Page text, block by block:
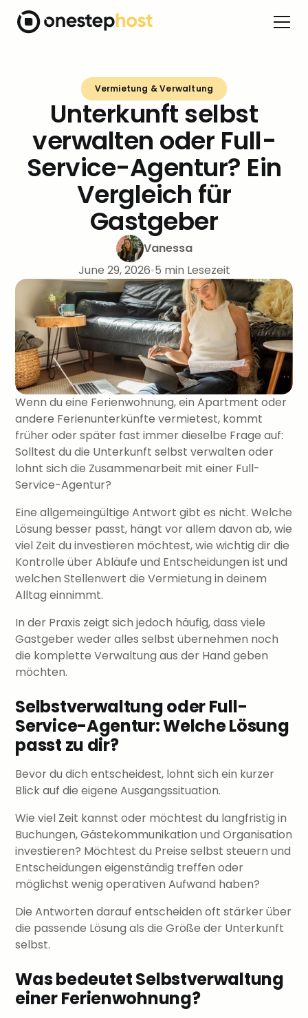
Vermietung & Verwaltung
Unterkunft selbst
verwalten oder Full-
Service-Agentur? Ein
Vergleich für
Gastgeber
Vanessa
June 29, 2026•5 min Lesezeit
Wenn du eine Ferienwohnung, ein Apartment oder
andere Ferienunterkünfte vermietest, kommt
früher oder später fast immer dieselbe Frage auf:
Solltest du die Unterkunft selbst verwalten oder
lohnt sich die Zusammenarbeit mit einer Full-
Service-Agentur?
Eine allgemeingültige Antwort gibt es nicht. Welche
Lösung besser passt, hängt vor allem davon ab, wie
viel Zeit du investieren möchtest, wie wichtig dir die
Kontrolle über Abläufe und Entscheidungen ist und
welchen Stellenwert die Vermietung in deinem
Alltag einnimmt.
In der Praxis zeigt sich jedoch häufig, dass viele
Gastgeber weder alles selbst übernehmen noch
die komplette Verwaltung aus der Hand geben
möchten.
Selbstverwaltung oder Full-
Service-Agentur: Welche Lösung
passt zu dir?
Bevor du dich entscheidest, lohnt sich ein kurzer
Blick auf die eigene Ausgangssituation.
Wie viel Zeit kannst oder möchtest du langfristig in
Buchungen, Gästekommunikation und Organisation
investieren? Möchtest du Preise selbst steuern und
Entscheidungen eigenständig treffen oder
möglichst wenig operativen Aufwand haben?
Die Antworten darauf entscheiden oft stärker über
die passende Lösung als die Größe der Unterkunft
selbst.
Was bedeutet Selbstverwaltung
einer Ferienwohnung?